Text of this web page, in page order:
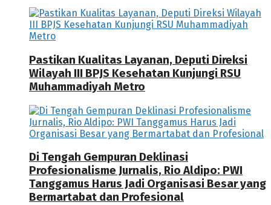
Pastikan Kualitas Layanan, Deputi Direksi
Wilayah III BPJS Kesehatan Kunjungi RSU
Muhammadiyah Metro
Di Tengah Gempuran Deklinasi
Profesionalisme Jurnalis, Rio Aldipo: PWI
Tanggamus Harus Jadi Organisasi Besar yang
Bermartabat dan Profesional